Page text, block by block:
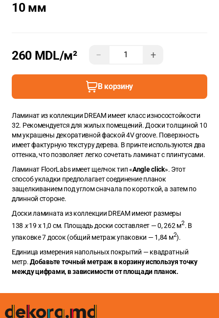
10 мм
260 MDL/м² − +
В корзину
Ламинат из коллекции DREAM имеет класс износостойкости
32. Рекомендуется для жилых помещений. Доски толщиной 10
мм украшены декоративной фаской 4V groove. Поверхность
имеет фактурную текстуру дерева. В принте используются два
оттенка, что позволяет легко сочетать ламинат с плинтусами.
Ламинат FloorLabs имеет щелчок тип «Angle click». Этот
способ укладки предполагает соединение планок
защелкиванием под углом сначала по короткой, а затем по
длинной стороне.
Доски ламината из коллекции DREAM имеют размеры
138 x19 x 1,0 см. Площадь доски составляет — 0, 262 м2. В
упаковке 7 досок (общий метраж упаковки — 1,84 м2).
Единица измерения напольных покрытий — квадратный
метр.Добавьте точный метраж в корзину используя точку
между цифрами, в зависимости от площади планок.